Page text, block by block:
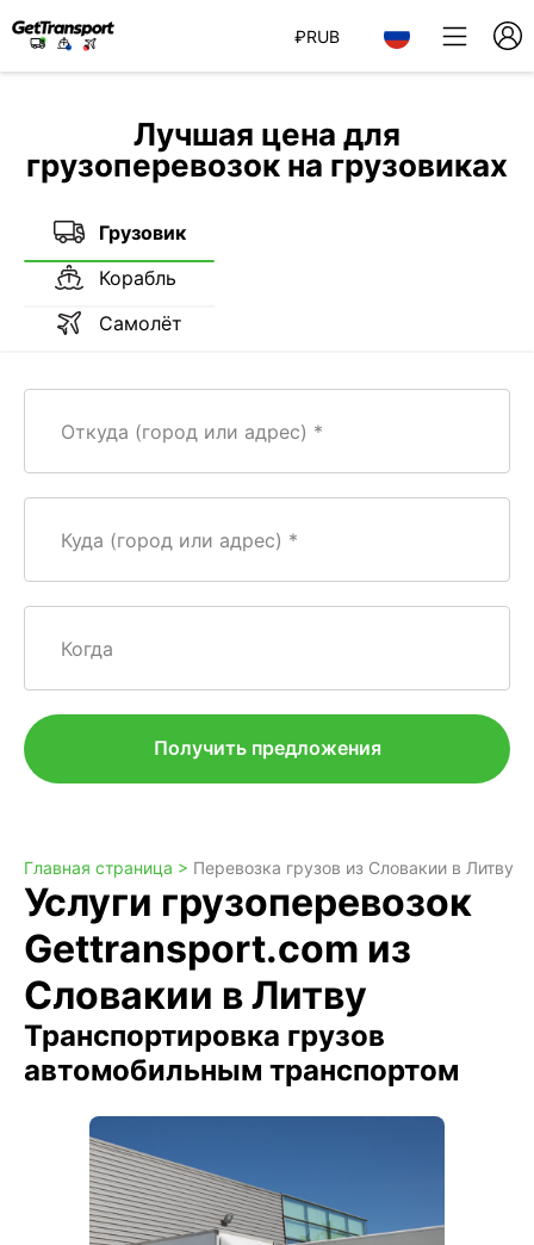
₽RUB
Лучшая цена для
грузоперевозок на грузовиках
Грузовик
Корабль
Самолёт
Откуда (город или адрес)
Куда (город или адрес)
Когда
Получить предложения
Главная страница > Перевозка грузов из Словакии в Литву
Услуги грузоперевозок
Gettransport.com из
Словакии в Литву
Транспортировка грузов
автомобильным транспортом